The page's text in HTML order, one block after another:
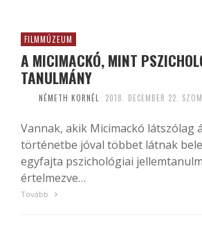
FILMMÚZEUM
A MICIMACKÓ, MINT
TANULMÁNY
NÉMETH KORNÉL 2018. DECEMBER 22.
Vannak, akik Micimackó látszólag
történetbe jóval többet látnak
egyfajta pszichológiai
értelmezve…
Tovább